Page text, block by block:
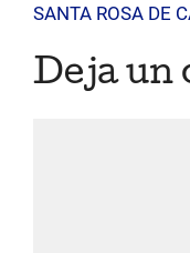
SANTA ROSA DE
Deja un